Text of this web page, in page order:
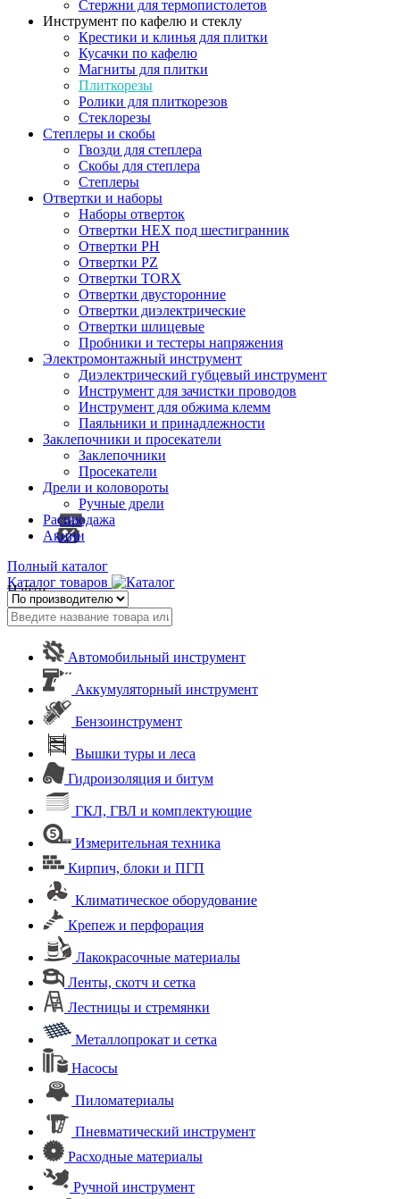
Стержни для термопистолетов
Инструмент по кафелю и стеклу
Крестики и клинья для плитки
Кусачки по кафелю
Магниты для плитки
Плиткорезы
Ролики для плиткорезов
Стеклорезы
Степлеры и скобы
Гвозди для степлера
Скобы для степлера
Степлеры
Отвертки и наборы
Наборы отверток
Отвертки HEX под шестигранник
Отвертки PH
Отвертки PZ
Отвертки TORX
Отвертки двусторонние
Отвертки диэлектрические
Отвертки шлицевые
Пробники и тестеры напряжения
Электромонтажный инструмент
Диэлектрический губцевый инструмент
Инструмент для зачистки проводов
Инструмент для обжима клемм
Паяльники и принадлежности
Заклепочники и просекатели
Заклепочники
Просекатели
Дрели и коловороты
Ручные дрели
Распродажа
Акции
Полный каталог
Каталог товаров
Найти
Автомобильный инструмент
Аккумуляторный инструмент
Бензоинструмент
Вышки туры и леса
Гидроизоляция и битум
ГКЛ, ГВЛ и комплектующие
Измерительная техника
Кирпич, блоки и ПГП
Климатическое оборудование
Крепеж и перфорация
Лакокрасочные материалы
Ленты, скотч и сетка
Лестницы и стремянки
Металлопрокат и сетка
Насосы
Пиломатериалы
Пневматический инструмент
Расходные материалы
Ручной инструмент